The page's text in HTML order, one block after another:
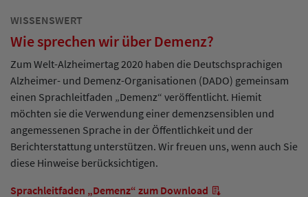
WISSENSWERT
Wie sprechen wir über Demenz?
Zum Welt-Alzheimertag 2020 haben die Deutschsprachigen
Alzheimer- und Demenz-Organisationen (DADO) gemeinsam
einen Sprachleitfaden „Demenz“ veröffentlicht. Hiemit
möchten sie die Verwendung einer demenzsensiblen und
angemessenen Sprache in der Öffentlichkeit und der
Berichterstattung unterstützen. Wir freuen uns, wenn auch Sie
diese Hinweise berücksichtigen.
Sprachleitfaden „Demenz“ zum Download